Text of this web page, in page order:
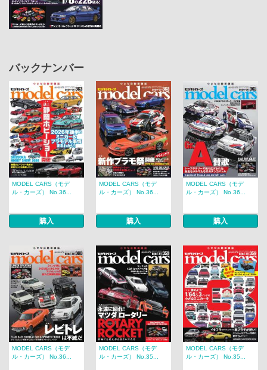
バックナンバー
MODEL CARS（モデ
ル・カーズ） No.36...
購入
MODEL CARS（モデ
ル・カーズ） No.36...
購入
MODEL CARS（モデ
ル・カーズ） No.36...
購入
MODEL CARS（モデ
ル・カーズ） No.36...
MODEL CARS（モデ
ル・カーズ） No.35...
MODEL CARS（モデ
ル・カーズ） No.35...